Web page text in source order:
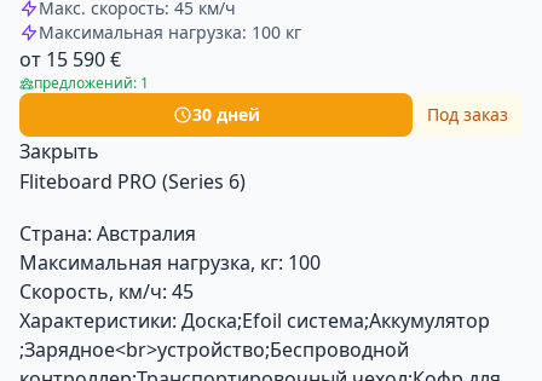
Макс. скорость: 45 км/ч
Максимальная нагрузка: 100 кг
от 15 590 €
предложений: 1
30 дней Под заказ
Закрыть
Fliteboard PRO (Series 6)
Страна: Австралия
Максимальная нагрузка, кг: 100
Скорость, км/ч: 45
Характеристики: Доска;Efoil система;Аккумулятор
;Зарядное<br>устройство;Беспроводной